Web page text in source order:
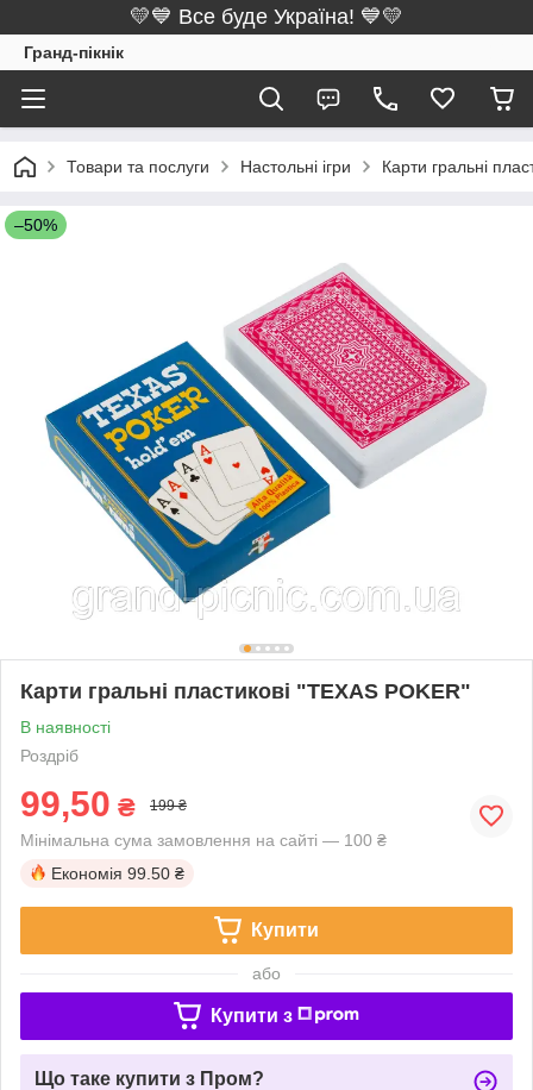
💛💙 Все буде Україна! 💙💛
Гранд-пікнік
Товари та послуги Настольні ігри Карти гральні
–50%
Карти гральні пластикові "TEXAS POKER"
В наявності
Роздріб
99,50 ₴ 199 ₴
Мінімальна сума замовлення на сайті — 100 ₴
Економія 99.50 ₴
Купити
або
Купити з
Що таке купити з Пром?